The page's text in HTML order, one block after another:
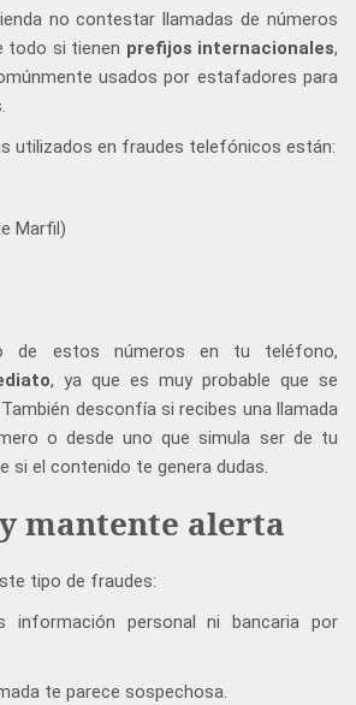
no contestar llamadas de números
todo si tienen prefijos internacionales,
usados por estafadores para
utilizados en fraudes telefónicos están:
Marfil)
de estos números en tu teléfono,
, ya que es muy probable que se
desconfía si recibes una llamada
o desde uno que simula ser de tu
si el contenido te genera dudas.
mantente alerta
tipo de fraudes:
información personal ni bancaria por
te parece sospechosa.